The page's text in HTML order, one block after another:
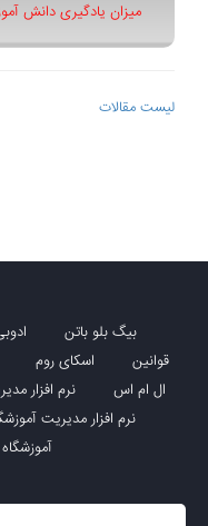
میزان یادگیری دانش
لیست مقالات
بیگ بلو باتن
قوانین
اسکای روم
ال ام اس
نرم افزار
نرم افزار مدیریت